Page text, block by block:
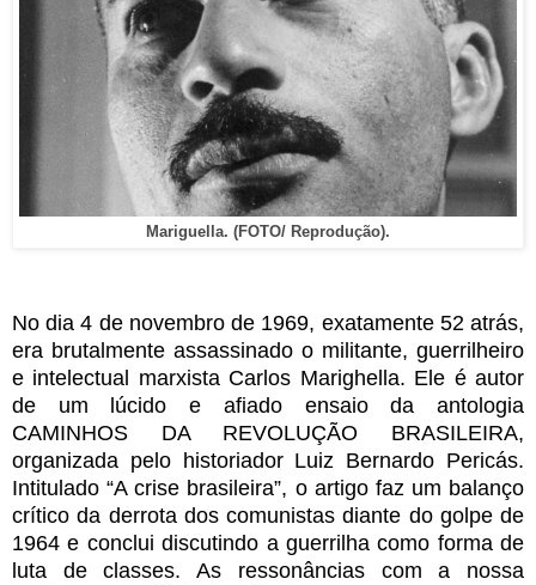
Mariguella. (FOTO/ Reprodução).
No dia 4 de novembro de 1969, exatamente 52 atrás,
era brutalmente assassinado o militante, guerrilheiro
e intelectual marxista Carlos Marighella. Ele é autor
de um lúcido e afiado ensaio da antologia
CAMINHOS DA REVOLUÇÃO BRASILEIRA,
organizada pelo historiador Luiz Bernardo Pericás.
Intitulado “A crise brasileira”, o artigo faz um balanço
crítico da derrota dos comunistas diante do golpe de
1964 e conclui discutindo a guerrilha como forma de
luta de classes. As ressonâncias com a nossa